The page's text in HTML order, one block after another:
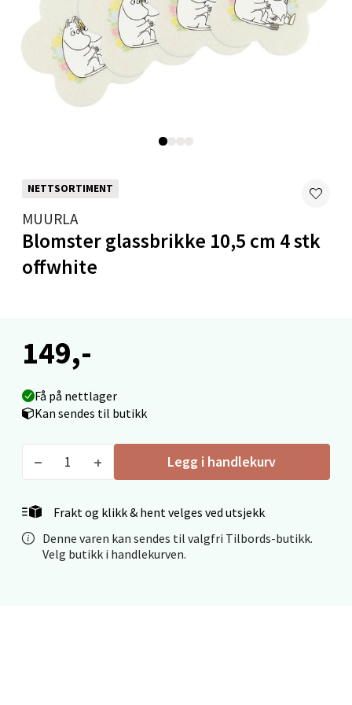
NETTSORTIMENT
MUURLA
Blomster glassbrikke 10,5 cm 4 stk
offwhite
149,-
Få på nettlager
Kan sendes til butikk
Legg i handlekurv
Frakt og klikk & hent velges ved utsjekk
Denne varen kan sendes til valgfri Tilbords-butikk.
Velg butikk i handlekurven.
Velg
Bryne/Jæren - M44
Jupiterveien 2, 4340 Bryne
Madlakrossen nr 9, 4042 Stavanger
0 i butikk
Velg
Levanger - Magneten
Moafjæra 14, 7606 Levanger